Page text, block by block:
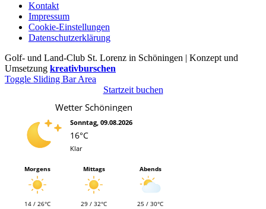
Kontakt
Impressum
Cookie-Einstellungen
Datenschutzerklärung
Golf- und Land-Club St. Lorenz in Schöningen | Konzept und
Umsetzung kreativburschen
Toggle Sliding Bar Area
Startzeit buchen
Wetter Schöningen
Sonntag, 09.08.2026
16°C
Klar
Morgens
14 / 26°C
Mittags
29 / 32°C
Abends
25 / 30°C